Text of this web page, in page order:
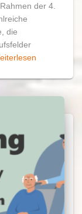
der 4.
die